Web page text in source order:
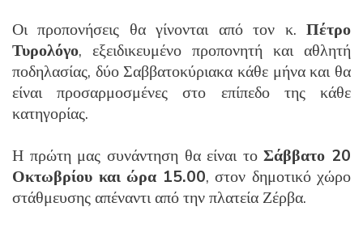
Οι προπονήσεις θα γίνονται από τον κ. Πέτρο
Τυρολόγο, εξειδικευμένο προπονητή και αθλητή
ποδηλασίας, δύο Σαββατοκύριακα κάθε μήνα και θα
είναι προσαρμοσμένες στο επίπεδο της κάθε
κατηγορίας.
Η πρώτη μας συνάντηση θα είναι τοΣάββατο 20
Οκτωβρίου και ώρα 15.00, στον δημοτικό χώρο
στάθμευσης απέναντι από την πλατεία Ζέρβα.